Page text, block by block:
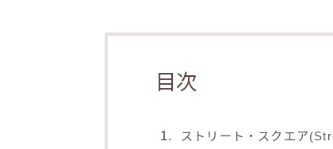
目次
ストリート・スクエア